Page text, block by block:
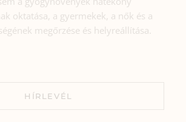
oktatása, a gyermekek, a nők és a
megőrzése és helyreállítása.
HÍRLEVÉL